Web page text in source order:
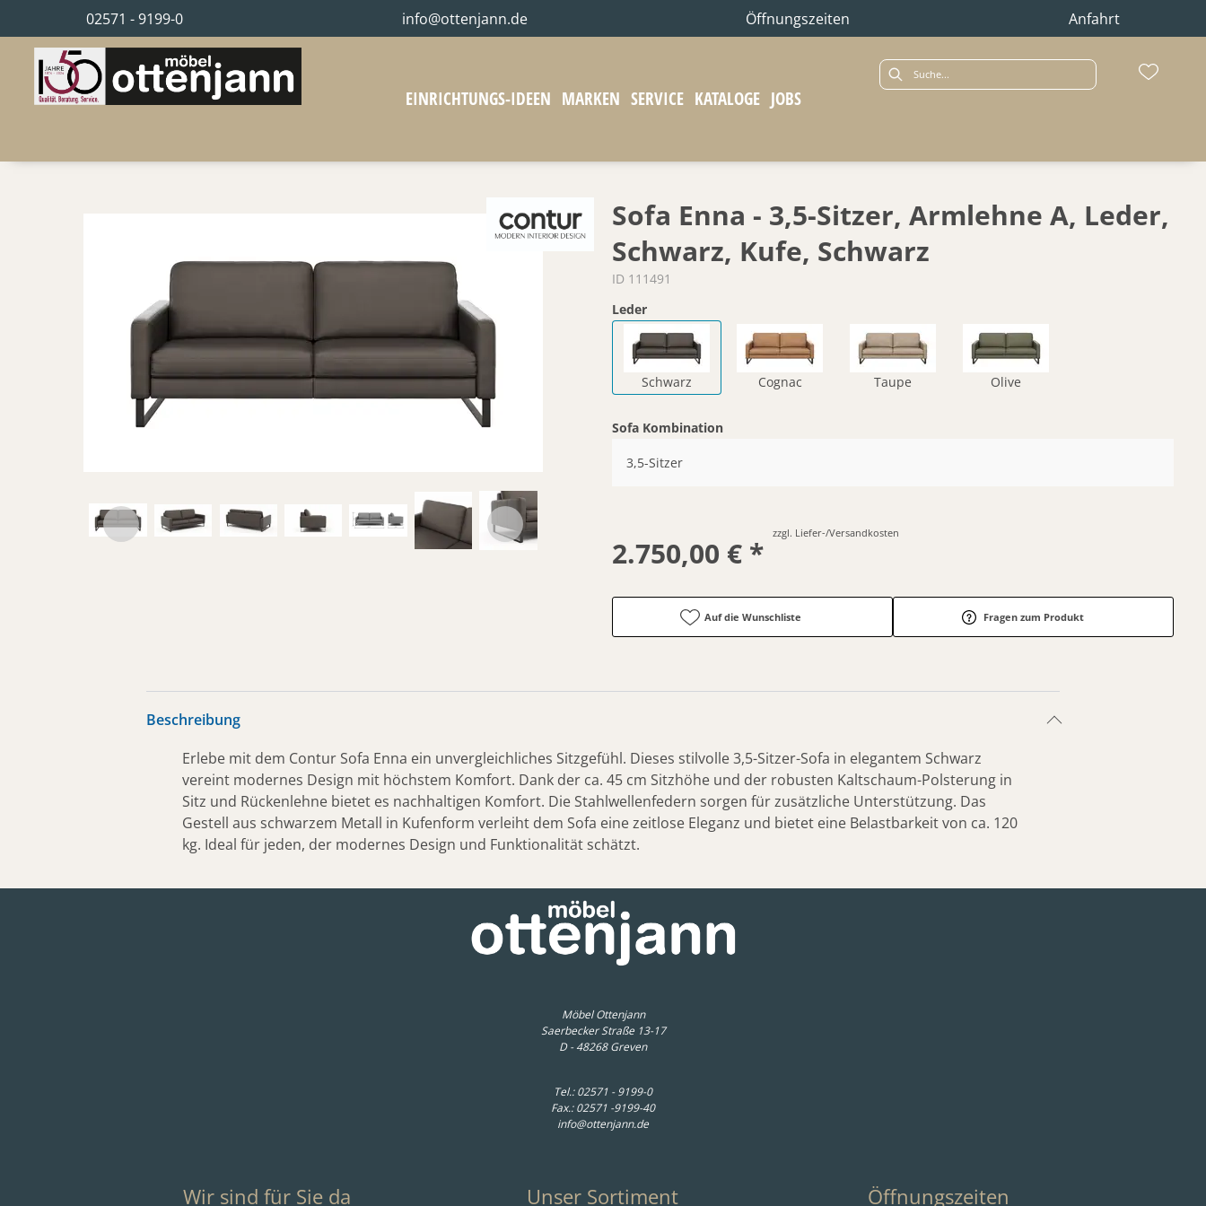
02571 - 9199-0 info@ottenjann.de Öffnungszeiten Anfahrt
EINRICHTUNGS-IDEEN MARKEN SERVICE KATALOGE JOBS
Sofa Enna - 3,5-Sitzer, Armlehne A, Leder,
Schwarz, Kufe, Schwarz
ID 111491
Leder
Schwarz Cognac Taupe Olive
Sofa Kombination
3,5-Sitzer
2.750,00 € *
zzgl. Liefer-/Versandkosten
Auf die Wunschliste Fragen zum Produkt
Beschreibung
Erlebe mit dem Contur Sofa Enna ein unvergleichliches Sitzgefühl. Dieses stilvolle 3,5-Sitzer-Sofa in elegantem Schwarz
vereint modernes Design mit höchstem Komfort. Dank der ca. 45 cm Sitzhöhe und der robusten Kaltschaum-Polsterung in
Sitz und Rückenlehne bietet es nachhaltigen Komfort. Die Stahlwellenfedern sorgen für zusätzliche Unterstützung. Das
Gestell aus schwarzem Metall in Kufenform verleiht dem Sofa eine zeitlose Eleganz und bietet eine Belastbarkeit von ca. 120
kg. Ideal für jeden, der modernes Design und Funktionalität schätzt.
Möbel Ottenjann
Saerbecker Straße 13-17
D - 48268 Greven
Tel.:02571 - 9199-0
Fax.: 02571 -9199-40
info@ottenjann.de
Wir sind für Sie da Unser Sortiment Öffnungszeiten